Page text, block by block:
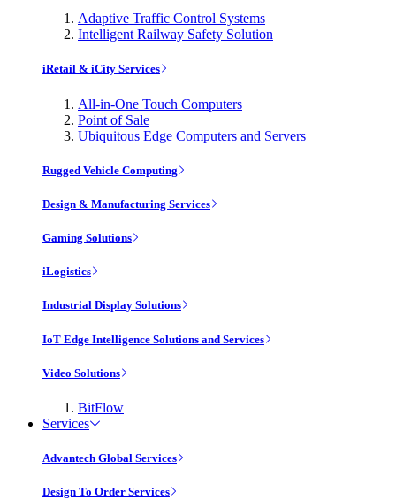
Adaptive Traffic Control Systems
Intelligent Railway Safety Solution
iRetail & iCity Services
All-in-One Touch Computers
Point of Sale
Ubiquitous Edge Computers and Servers
Rugged Vehicle Computing
Design & Manufacturing Services
Gaming Solutions
iLogistics
Industrial Display Solutions
IoT Edge Intelligence Solutions and Services
Video Solutions
BitFlow
Services
Advantech Global Services
Design To Order Services